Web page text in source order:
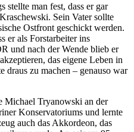
man fest, dass er gar
Sein Vater sollte
Ostfront geschickt werden.
er als Forstarbeiter ins
und nach der Wende blieb er
das eigene Leben in
draus zu machen – genauso war
Michael Tryanowski an der
Konservatoriums und lernte
auch das Akkordeon, das